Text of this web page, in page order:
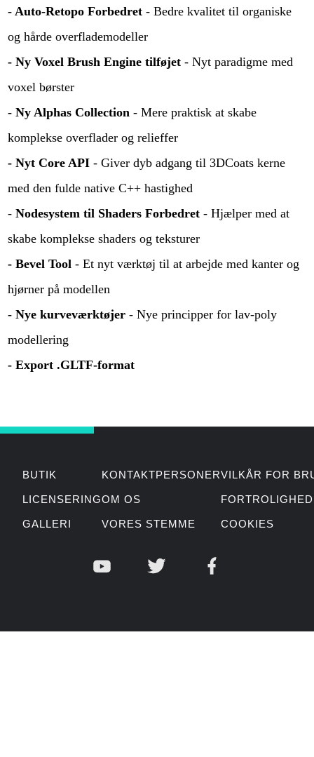
- Auto-Retopo Forbedret - Bedre kvalitet til organiske
og hårde overflademodeller
- Ny Voxel Brush Engine tilføjet - Nyt paradigme med
voxel børster
- Ny Alphas Collection - Mere praktisk at skabe
komplekse overflader og relieffer
- Nyt Core API - Giver dyb adgang til 3DCoats kerne
med den fulde native C++ hastighed
-Nodesystem til Shaders Forbedret - Hjælper med at
skabe komplekse shaders og teksturer
- Bevel Tool - Et nyt værktøj til at arbejde med kanter og
hjørner på modellen
- Nye kurveværktøjer - Nye principper for lav-poly
modellering
- Export .GLTF-format
BUTIK
LICENSERING
GALLERI
KONTAKTPERSONER
OM OS
VORES STEMME
VILKÅR FOR
COOKIES